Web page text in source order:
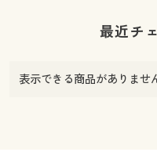
最近チ
表示できる商品がありませ